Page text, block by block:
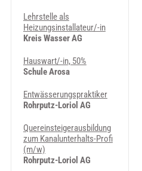
Lehrstelle als
Heizungsinstallateur/-in
Kreis Wasser AG
Hauswart/-in, 50%
Schule Arosa
Entwässerungspraktiker
Rohrputz-Loriol AG
Quereinsteigerausbildung
zum Kanalunterhalts-Profi
(m/w)
Rohrputz-Loriol AG